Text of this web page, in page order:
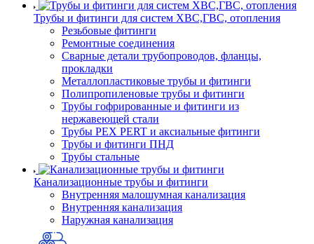
Трубы и фитинги для систем ХВС,ГВС, отопления
Резьбовые фитинги
Ремонтные соединения
Сварные детали трубопроводов, фланцы,
прокладки
Металлопластиковые трубы и фитинги
Полипропиленовые трубы и фитинги
Трубы гофрированные и фитинги из
нержавеющей стали
Трубы PEX PERT и аксиальные фитинги
Трубы и фитинги ПНД
Трубы стальные
Канализационные трубы и фитинги
Внутренняя малошумная канализация
Внутренняя канализация
Наружная канализация